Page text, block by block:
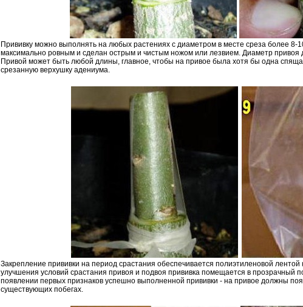
Прививку можно выполнять на любых растениях с диаметром в месте среза более
максимально ровным и сделан острым и чистым ножом или лезвием. Диаметр
Привой может быть любой длины, главное, чтобы на привое была хотя бы одна
срезанную верхушку адениума.
Закрепление прививки на период срастания обеспечивается полиэтиленовой
улучшения условий срастания привоя и подвоя прививка помещается в прозрачный
появлении первых признаков успешно выполненной прививки - на привое должны
существующих побегах.